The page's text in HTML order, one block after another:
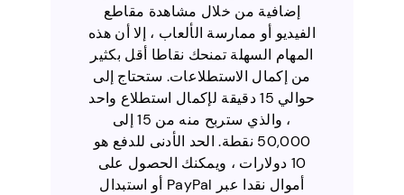
إضافية من خلال مشاهدة مقاطع
الفيديو أو ممارسة الألعاب ، إلا أن هذه
المهام السهلة تمنحك نقاطا أقل بكثير
من إكمال الاستطلاعات. ستحتاج إلى
حوالي 15 دقيقة لإكمال استطلاع واحد
، والذي ستربح منه من 15 إلى
50,000 نقطة. الحد الأدنى للدفع هو
10 دولارات ، ويمكنك الحصول على
أموال نقدا عبر PayPal أو استبدال